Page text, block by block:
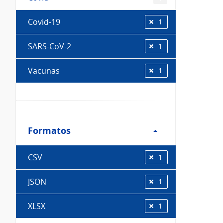
Covid-19 1
SARS-CoV-2 1
Vacunas 1
Formatos
Formatos
CSV 1
JSON 1
XLSX 1